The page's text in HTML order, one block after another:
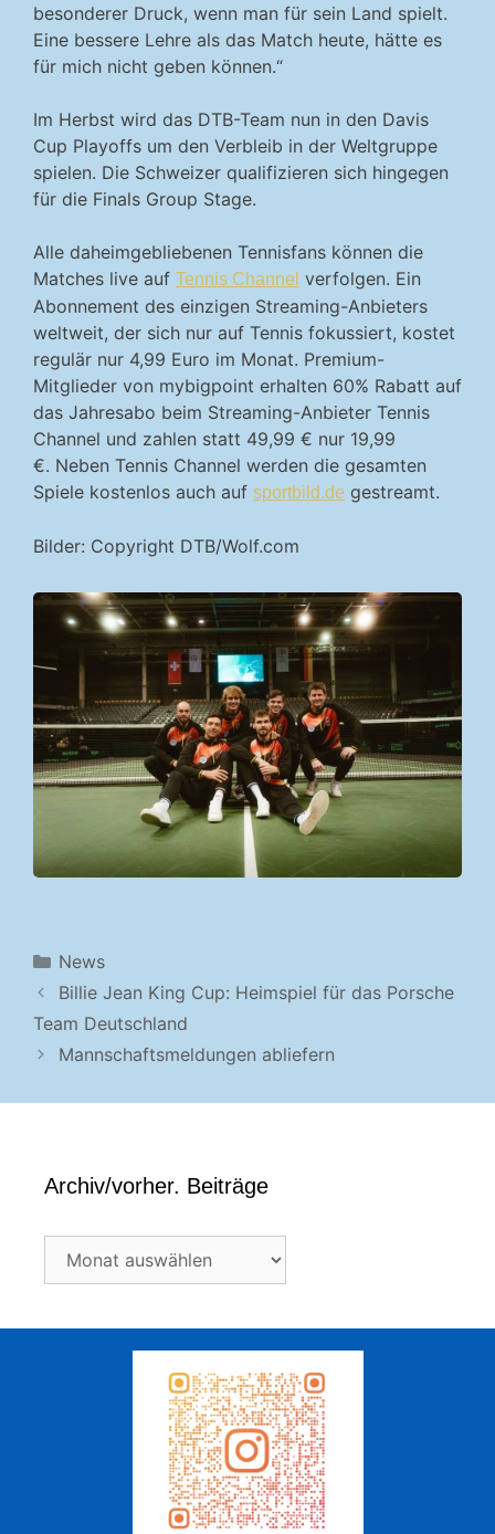
besonderer Druck, wenn man für sein Land spielt.
Eine bessere Lehre als das Match heute, hätte es
für mich nicht geben können.“
Im Herbst wird das DTB-Team nun in den Davis
Cup Playoffs um den Verbleib in der Weltgruppe
spielen. Die Schweizer qualifizieren sich hingegen
für die Finals Group Stage.
Alle daheimgebliebenen Tennisfans können die
Matches live auf Tennis Channel verfolgen. Ein
Abonnement des einzigen Streaming-Anbieters
weltweit, der sich nur auf Tennis fokussiert, kostet
regulär nur 4,99 Euro im Monat. Premium-
Mitglieder von mybigpoint erhalten 60% Rabatt auf
das Jahresabo beim Streaming-Anbieter Tennis
Channel und zahlen statt 49,99 € nur 19,99
€. Neben Tennis Channel werden die gesamten
Spiele kostenlos auch auf sportbild.de gestreamt.
Bilder: Copyright DTB/Wolf.com
Kategorien
News
Billie Jean King Cup: Heimspiel für das Porsche
Team Deutschland
Mannschaftsmeldungen abliefern
Archiv/vorher. Beiträge
Archiv/vorher.